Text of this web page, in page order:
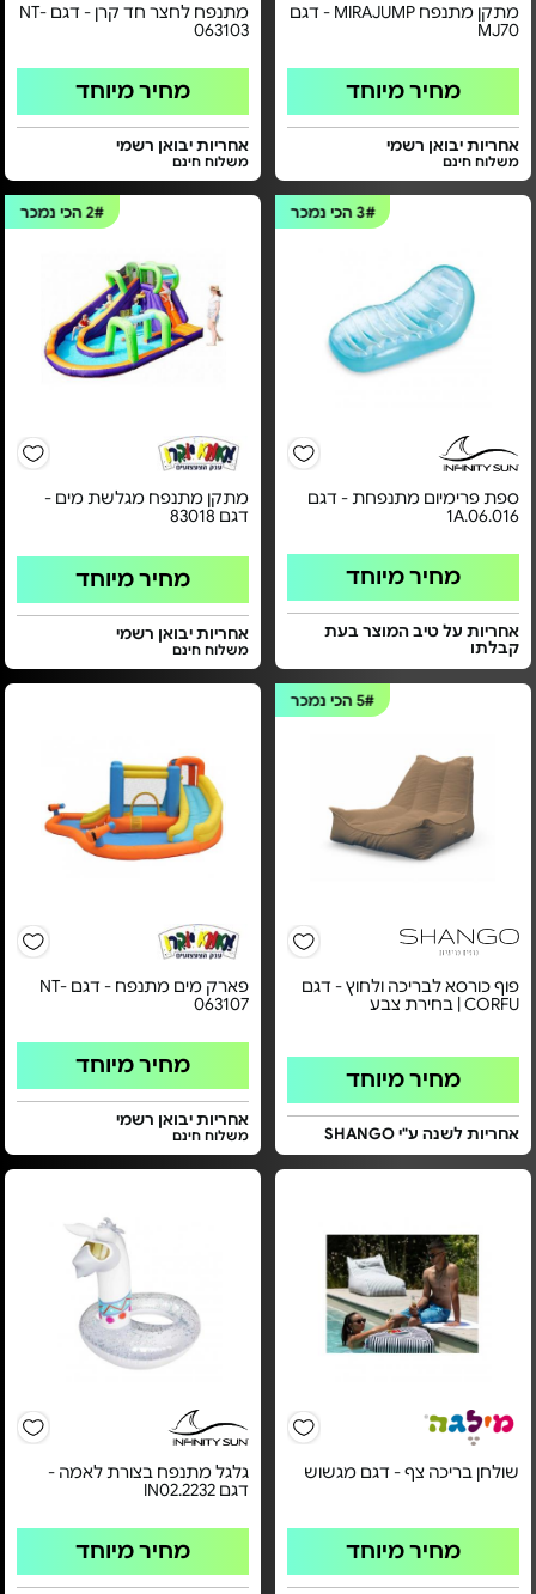
מתקן מתנפח MIRAJUMP - דגם
MJ70
מחיר מיוחד
אחריות יבואן רשמי
משלוח חינם
מתנפח לחצר חד קרן - דגם NT-
063103
מחיר מיוחד
אחריות יבואן רשמי
משלוח חינם
3# הכי נמכר
ספת פרימיום מתנפחת - דגם
1A.06.016
מחיר מיוחד
אחריות על טיב המוצר בעת
קבלתו
2#הכי נמכר
מתקן מתנפח מגלשת מים -
דגם 83018
מחיר מיוחד
אחריות יבואן רשמי
משלוח חינם
5# הכי נמכר
פוף כורסא לבריכה ולחוץ - דגם
CORFU | בחירת צבע
מחיר מיוחד
אחריות לשנה ע"י SHANGO
פארק מים מתנפח - דגם NT-
063107
מחיר מיוחד
אחריות יבואן רשמי
משלוח חינם
שולחן בריכה צף - דגם מגשוש
מחיר מיוחד
גלגל מתנפח בצורת לאמה -
דגם IN02.2232
מחיר מיוחד